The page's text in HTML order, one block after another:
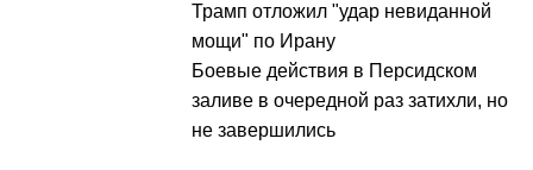
Трамп отложил "удар невиданной
мощи" по Ирану
Боевые действия в Персидском
заливе в очередной раз затихли, но
не завершились